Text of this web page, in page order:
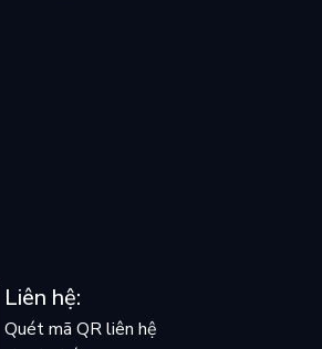
Liên hệ:
Quét mã QR liên hệ